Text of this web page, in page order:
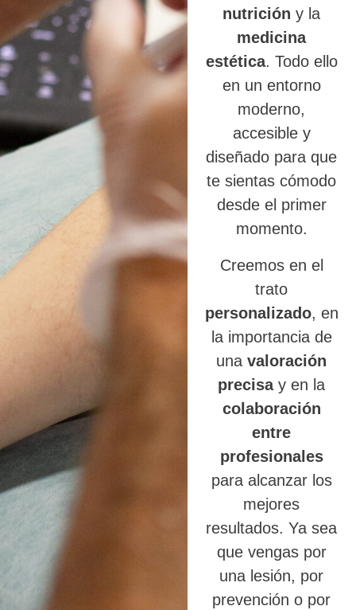
nutrición y la
medicina
estética. Todo ello
en un entorno
moderno,
accesible y
diseñado para que
te sientas cómodo
desde el primer
momento.
Creemos en el
trato
personalizado, en
la importancia de
unavaloración
precisay en la
colaboración
entre
profesionales
para alcanzar los
mejores
resultados. Ya sea
que vengas por
una lesión, por
prevención o por